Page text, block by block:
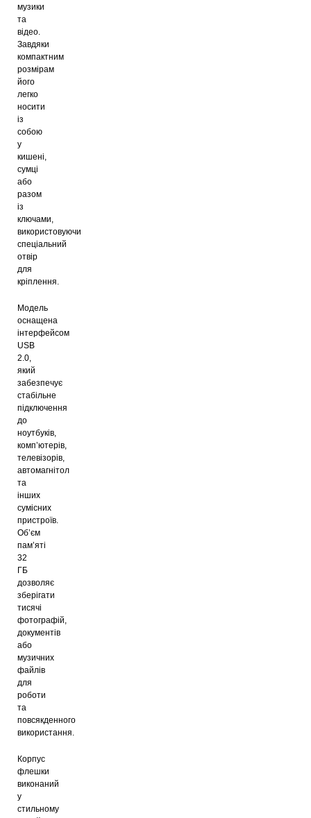
музики
та
відео.
Завдяки
компактним
розмірам
його
легко
носити
із
собою
у
кишені,
сумці
або
разом
із
ключами,
використовуючи
спеціальний
отвір
для
кріплення.
Модель
оснащена
інтерфейсом
USB
2.0,
який
забезпечує
стабільне
підключення
до
ноутбуків,
комп’ютерів,
телевізорів,
автомагнітол
та
інших
сумісних
пристроїв.
Об’єм
пам’яті
32
ГБ
дозволяє
зберігати
тисячі
фотографій,
документів
або
музичних
файлів
для
роботи
та
повсякденного
використання.
Корпус
флешки
виконаний
у
стильному